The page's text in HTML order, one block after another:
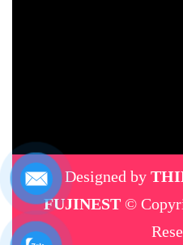
Designed by
FUJINEST ©